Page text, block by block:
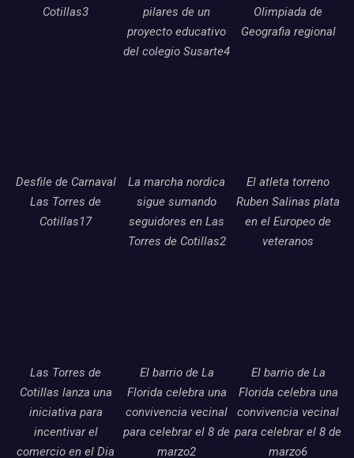
Cotillas3
pilares de un
proyecto educativo
del colegio Susarte4
Olimpiada de
Geografia regional
Desfile de Carnaval
Las Torres de
Cotillas17
La marcha nordica
sigue sumando
seguidores en Las
Torres de Cotillas2
El atleta torreno
Ruben Salinas plata
en el Europeo de
veteranos
Las Torres de
Cotillas lanza una
iniciativa para
incentivar el
comercio en el Dia
El barrio de La
Florida celebra una
convivencia vecinal
para celebrar el 8 de
marzo2
El barrio de La
Florida celebra una
convivencia vecinal
para celebrar el 8 de
marzo6